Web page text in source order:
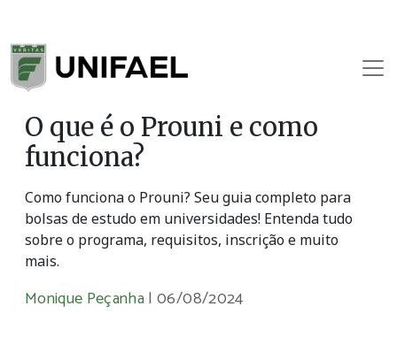
O que é o Prouni e como
funciona?
Como funciona o Prouni? Seu guia completo para
bolsas de estudo em universidades! Entenda tudo
sobre o programa, requisitos, inscrição e muito
mais.
Monique Peçanha |06/08/2024